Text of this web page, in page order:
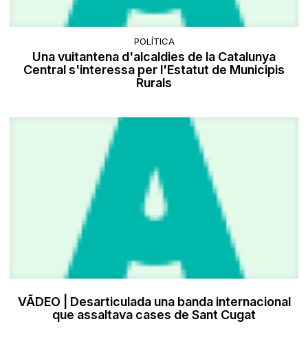
POLÍTICA
Una vuitantena d'alcaldies de la Catalunya
Central s'interessa per l'Estatut de Municipis
Rurals
VÃDEO | Desarticulada una banda internacional
que assaltava cases de Sant Cugat